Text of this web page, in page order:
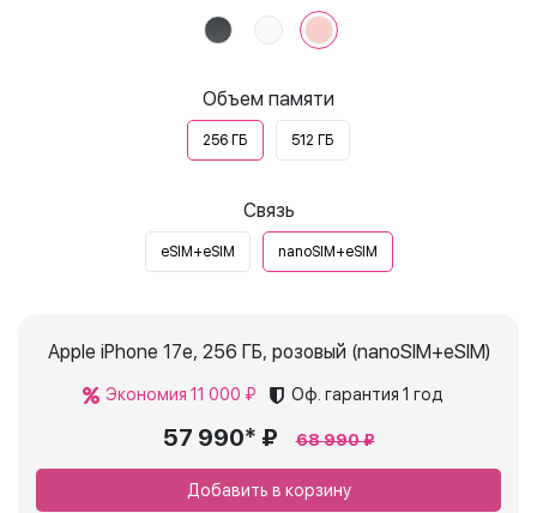
Объем памяти
256 ГБ 512 ГБ
Связь
eSIM+eSIM nanoSIM+eSIM
Apple iPhone 17e, 256 ГБ, розовый (nanoSIM+eSIM)
Экономия 11 000 ₽ Оф. гарантия 1 год
57 990* ₽ 68 990 ₽
Добавить в корзину